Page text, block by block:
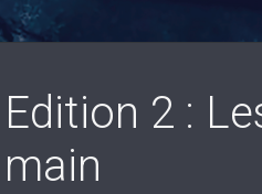
Edition 2 :
main